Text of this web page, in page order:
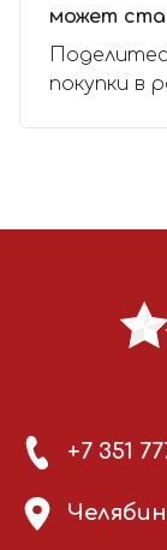
может
покупки в
+7 351